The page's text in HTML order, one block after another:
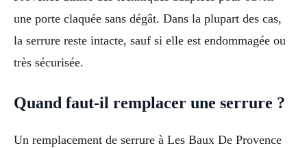
une porte claquée sans dégât. Dans la plupart des cas,
la serrure reste intacte, sauf si elle est endommagée ou
très sécurisée.
Quand faut-il remplacer une serrure ?
Un remplacement de serrure à Les Baux De Provence